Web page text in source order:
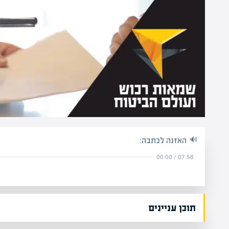
האזנה לכתבה:
07:58
/
00:00
תוכן עניינים